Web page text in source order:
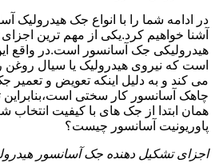
در ادامه شما را با انواع جک هیدرولیک
آشنا خواهیم کرد.یکی از مهم ترین
هیدرولیکی جک آسانسور است.در واقع
است که نیروی هیدرولیک یا سیال روغن
می کند و به دلیل اینکه تعویض و تعمیر
چاهک آسانسور کار سختی
همان ابتدا از جک های با کیفیت انتخاب
پاوریونیت آسانسور چیست؟
اجزای تشکیل دهنده جک آسانسور